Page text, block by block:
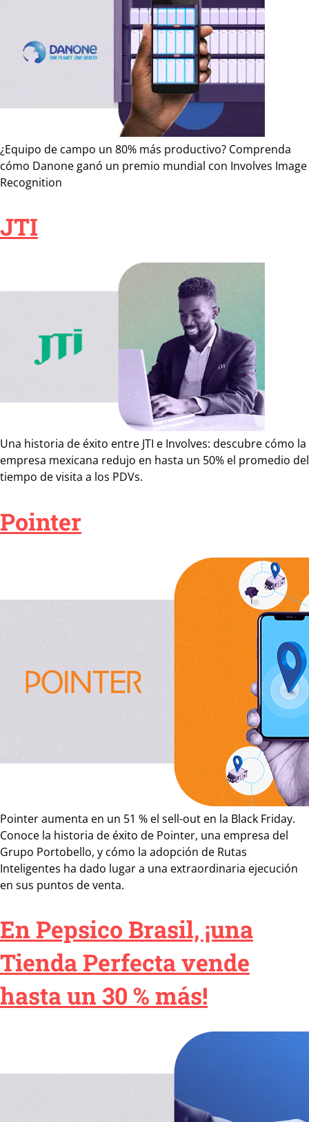
¿Equipo de campo un 80% más productivo? Comprenda
cómo Danone ganó un premio mundial con Involves Image
Recognition
JTI
Una historia de éxito entre JTI e Involves: descubre cómo la
empresa mexicana redujo en hasta un 50% el promedio del
tiempo de visita a los PDVs.
Pointer
Pointer aumenta en un 51 % el sell-out en la Black Friday.
Conoce la historia de éxito de Pointer, una empresa del
Grupo Portobello, y cómo la adopción de Rutas
Inteligentes ha dado lugar a una extraordinaria ejecución
en sus puntos de venta.
En Pepsico Brasil, ¡una
Tienda Perfecta vende
hasta un 30 % más!